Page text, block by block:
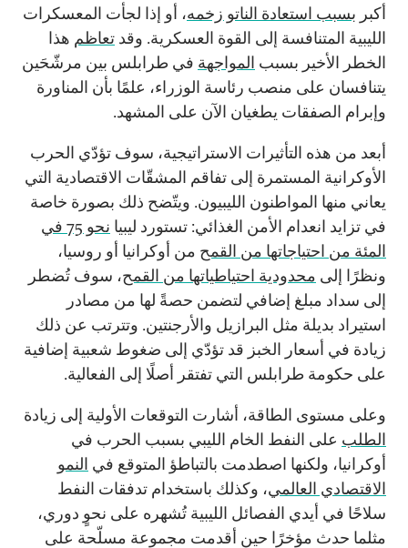
أكبر بسبب استعادة الناتو زخمه، أو إذا لجأت المعسكرات
الليبية المتنافسة إلى القوة العسكرية. وقد تعاظم هذا
الخطر الأخير بسبب المواجهة في طرابلس بين مرشّحَين
يتنافسان على منصب رئاسة الوزراء، علمًا بأن المناورة
وإبرام الصفقات يطغيان الآن على المشهد.
أبعد من هذه التأثيرات الاستراتيجية، سوف تؤدّي الحرب
الأوكرانية المستمرة إلى تفاقم المشقّات الاقتصادية التي
يعاني منها المواطنون الليبيون. ويتّضح ذلك بصورة خاصة
في تزايد انعدام الأمن الغذائي: تستورد ليبيا
نحو 75 في
المئة من احتياجاتها من القمح من أوكرانيا أو روسيا،
ونظرًا إلى محدودية احتياطياتها من القمح، سوف تُضطر
إلى سداد مبلغ إضافي لتضمن حصةً لها من مصادر
استيراد بديلة مثل البرازيل والأرجنتين. وتترتب عن ذلك
زيادة في أسعار الخبز قد تؤدّي إلى ضغوط شعبية إضافية
على حكومة طرابلس التي تفتقر أصلًا إلى الفعالية.
وعلى مستوى الطاقة، أشارت التوقعات الأولية إلى زيادة
الطلب على النفط الخام الليبي بسبب الحرب في
أوكرانيا، ولكنها اصطدمت بالتباطؤ المتوقع في النمو
الاقتصادي العالمي، وكذلك باستخدام تدفقات النفط
سلاحًا في أيدي الفصائل الليبية تُشهره على نحوٍ دوري،
مثلما حدث مؤخرًا حين أقدمت مجموعة مسلّحة على